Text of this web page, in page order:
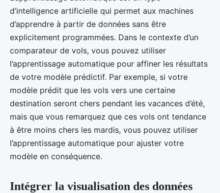
d’intelligence artificielle qui permet aux machines
d’apprendre à partir de données sans être
explicitement programmées. Dans le contexte d’un
comparateur de vols, vous pouvez utiliser
l’apprentissage automatique pour affiner les résultats
de votre modèle prédictif. Par exemple, si votre
modèle prédit que les vols vers une certaine
destination seront chers pendant les vacances d’été,
mais que vous remarquez que ces vols ont tendance
à être moins chers les mardis, vous pouvez utiliser
l’apprentissage automatique pour ajuster votre
modèle en conséquence.
Intégrer la visualisation des données